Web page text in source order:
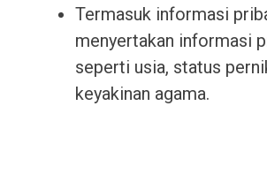
Termasuk informasi
menyertakan informasi
seperti usia, status
keyakinan agama.